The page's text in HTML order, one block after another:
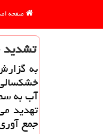
صفحه
تشدید
آب به
تهدید
جمع